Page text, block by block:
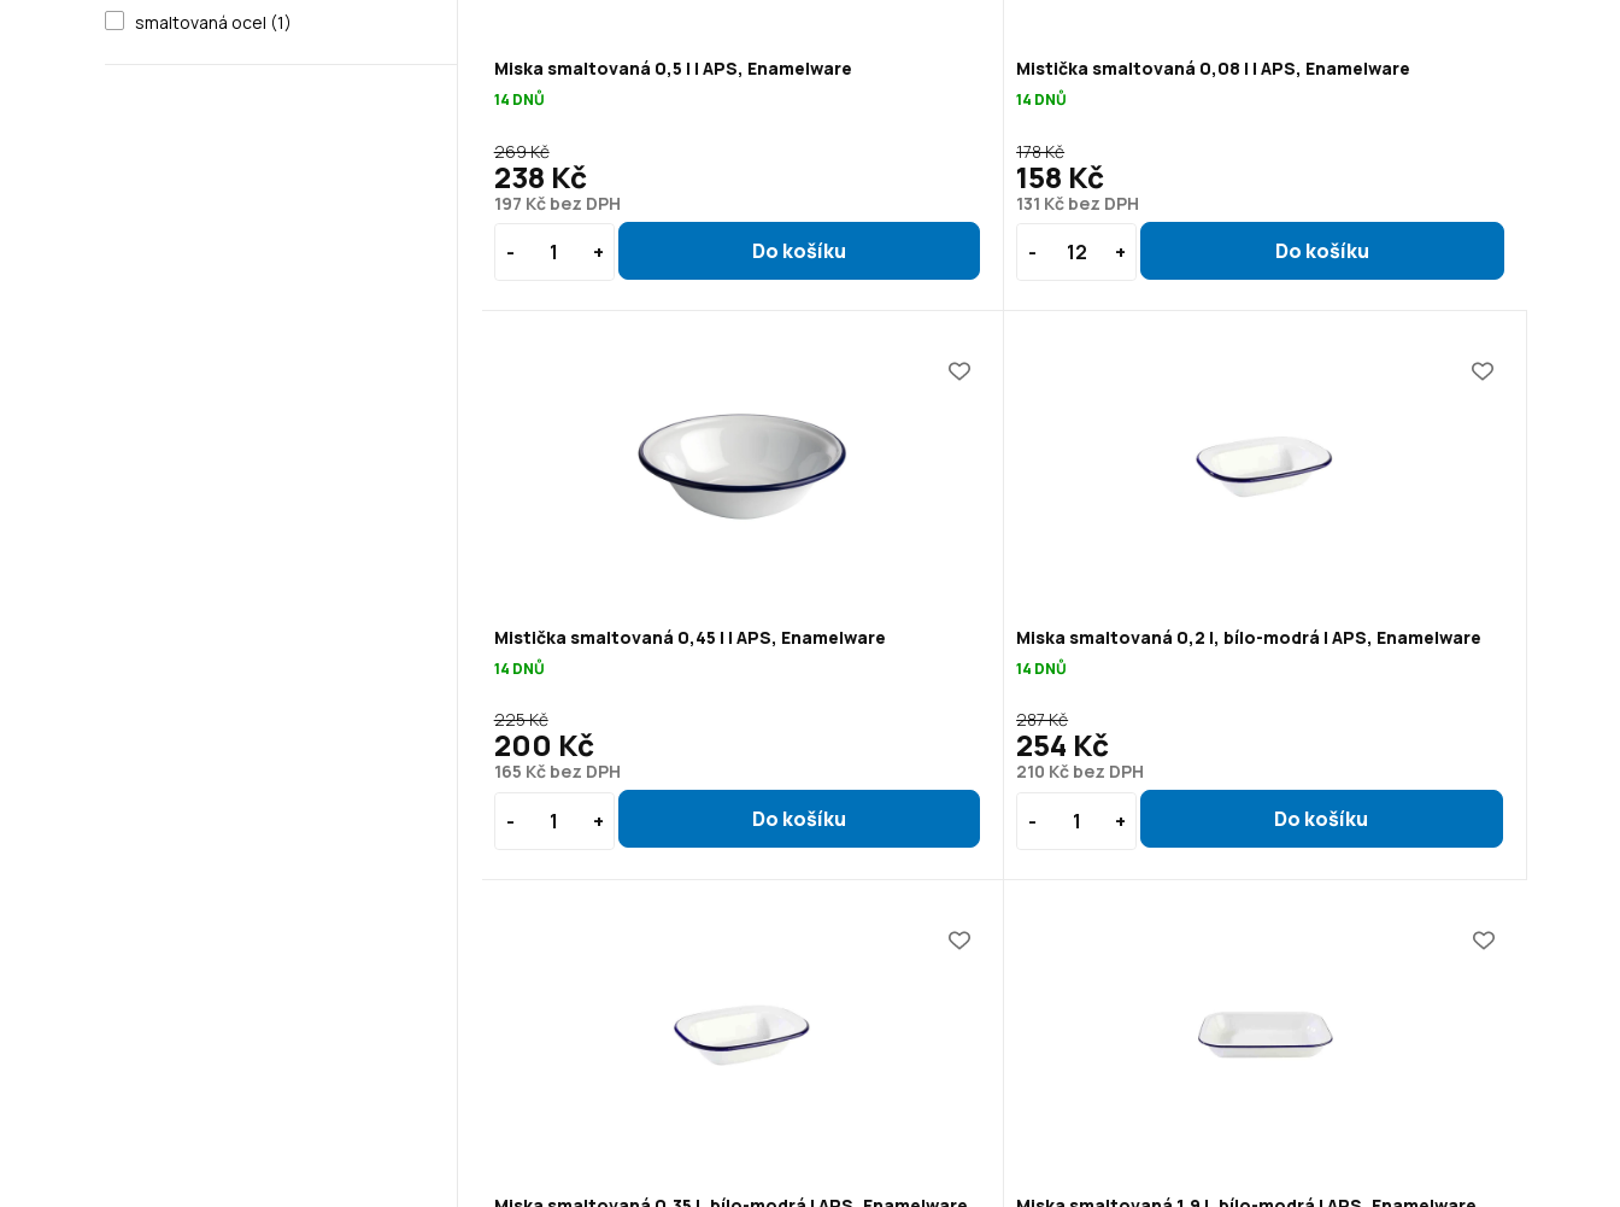
smaltovaná ocel (1)
Miska smaltovaná 0,5 l | APS, Enamelware
14 DNŮ
197 Kč bez DPH
269 Kč
238 Kč
Mistička smaltovaná 0,08 l | APS, Enamelware
14 DNŮ
131 Kč bez DPH
178 Kč
158 Kč
Mistička smaltovaná 0,45 l | APS, Enamelware
14 DNŮ
165 Kč bez DPH
225 Kč
200 Kč
Miska smaltovaná 0,2 l, bílo-modrá | APS, Enamelware
14 DNŮ
210 Kč bez DPH
287 Kč
254 Kč